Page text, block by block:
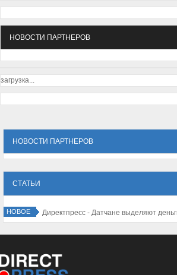
НОВОСТИ ПАРТНЕРОВ
загрузка...
НОВОСТИ ПАРТНЕРОВ
СТАТЬИ
НОВОЕ Директпресс - Датчане выделяют